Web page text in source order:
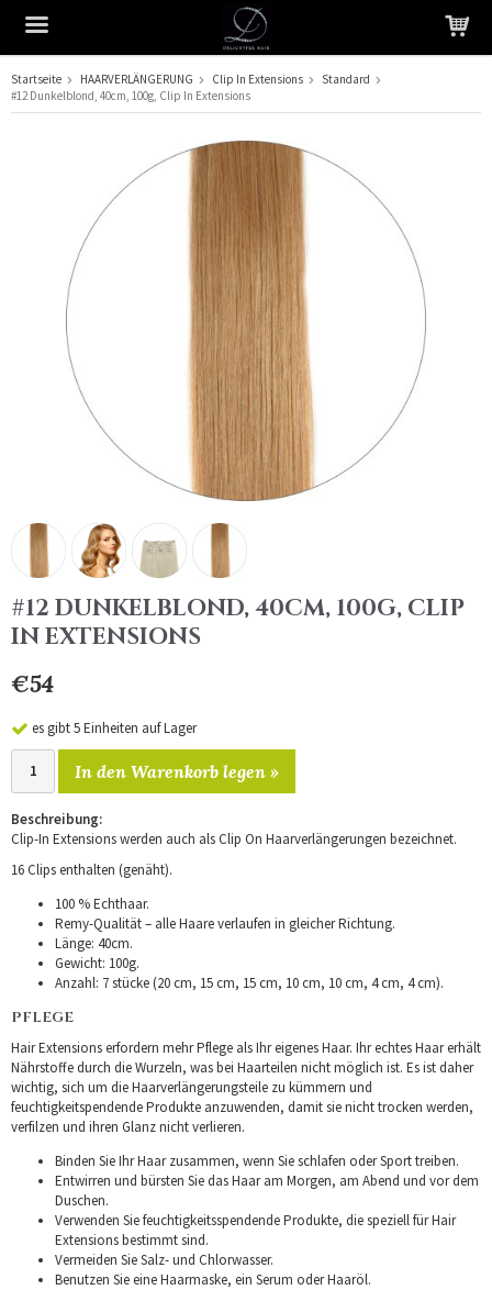
Das Produkt wurde in Ihren Warenkorb gelegt
Startseite HAARVERLÄNGERUNG Clip In Extensions
Standard
#12 Dunkelblond, 40cm, 100g, Clip In Extensions
#12 DUNKELBLOND, 40CM, 100G, CLIP
IN EXTENSIONS
€54
es gibt 5 Einheiten auf Lager
In den Warenkorb legen »
Beschreibung:
Clip-In Extensions werden auch als Clip On Haarverlängerungen bezeichnet.
16 Clips enthalten (genäht).
100 % Echthaar.
Remy-Qualität – alle Haare verlaufen in gleicher Richtung.
Länge: 40cm.
Gewicht: 100g.
Anzahl: 7 stücke (20 cm, 15 cm, 15 cm, 10 cm, 10 cm, 4 cm, 4 cm).
PFLEGE
Hair Extensions erfordern mehr Pflege als Ihr eigenes Haar. Ihr echtes Haar erhält
Nährstoffe durch die Wurzeln, was bei Haarteilen nicht möglich ist. Es ist daher
wichtig, sich um die Haarverlängerungsteile zu kümmern und
feuchtigkeitspendende Produkte anzuwenden, damit sie nicht trocken werden,
verfilzen und ihren Glanz nicht verlieren.
Binden Sie Ihr Haar zusammen, wenn Sie schlafen oder Sport treiben.
Entwirren und bürsten Sie das Haar am Morgen, am Abend und vor dem
Duschen.
Verwenden Sie feuchtigkeitsspendende Produkte, die speziell für Hair
Extensions bestimmt sind.
Vermeiden Sie Salz- und Chlorwasser.
Benutzen Sie eine Haarmaske, ein Serum oder Haaröl.